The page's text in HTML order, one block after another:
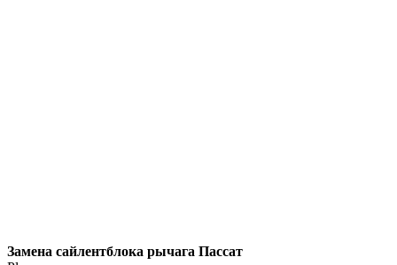
Замена сайлентблока рычага Пассат